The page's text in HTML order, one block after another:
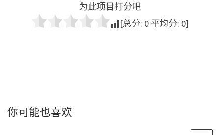
为此项目打分吧
[总分: 0 平均分: 0]
你可能也喜欢